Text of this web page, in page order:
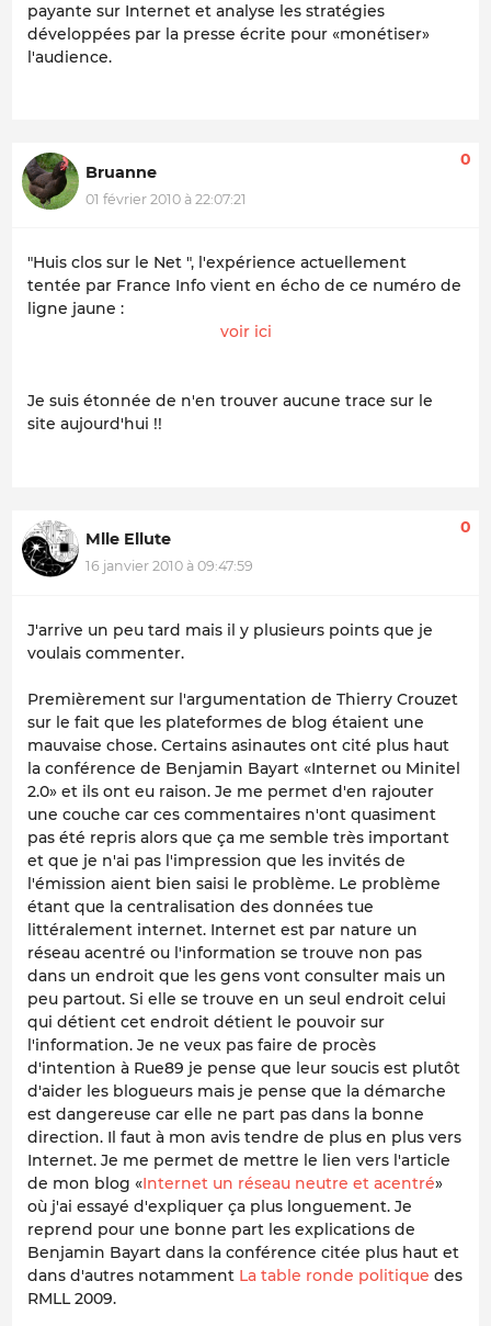
payante sur Internet et analyse les stratégies
développées par la presse écrite pour «monétiser»
l'audience.
Bruanne
01 février 2010 à 22:07:21
0
"Huis clos sur le Net ", l'expérience actuellement
tentée par France Info vient en écho de ce numéro de
ligne jaune :
voir ici
Je suis étonnée de n'en trouver aucune trace sur le
site aujourd'hui !!
Mlle Ellute
16 janvier 2010 à 09:47:59
0
J'arrive un peu tard mais il y plusieurs points que je
voulais commenter.
Premièrement sur l'argumentation de Thierry Crouzet
sur le fait que les plateformes de blog étaient une
mauvaise chose. Certains asinautes ont cité plus haut
la conférence de Benjamin Bayart «Internet ou Minitel
2.0» et ils ont eu raison. Je me permet d'en rajouter
une couche car ces commentaires n'ont quasiment
pas été repris alors que ça me semble très important
et que je n'ai pas l'impression que les invités de
l'émission aient bien saisi le problème. Le problème
étant que la centralisation des données tue
littéralement internet. Internet est par nature un
réseau acentré ou l'information se trouve non pas
dans un endroit que les gens vont consulter mais un
peu partout. Si elle se trouve en un seul endroit celui
qui détient cet endroit détient le pouvoir sur
l'information. Je ne veux pas faire de procès
d'intention à Rue89 je pense que leur soucis est plutôt
d'aider les blogueurs mais je pense que la démarche
est dangereuse car elle ne part pas dans la bonne
direction. Il faut à mon avis tendre de plus en plus vers
Internet. Je me permet de mettre le lien vers l'article
de mon blog «Internet un réseau neutre et acentré»
où j'ai essayé d'expliquer ça plus longuement. Je
reprend pour une bonne part les explications de
Benjamin Bayart dans la conférence citée plus haut et
dans d'autres notamment La table ronde politique des
RMLL 2009.